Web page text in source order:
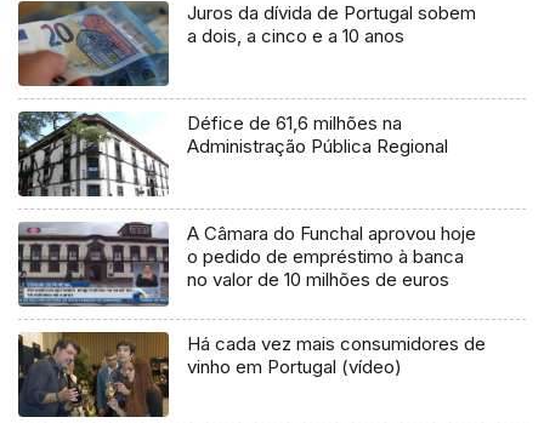
Juros da dívida de Portugal sobem
a dois, a cinco e a 10 anos
Défice de 61,6 milhões na
Administração Pública Regional
A Câmara do Funchal aprovou hoje
o pedido de empréstimo à banca
no valor de 10 milhões de euros
Há cada vez mais consumidores de
vinho em Portugal (vídeo)